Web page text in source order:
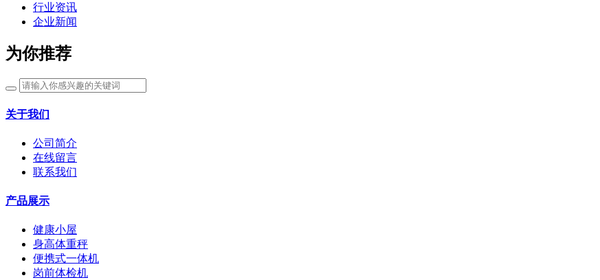
行业资讯
企业新闻
为你推荐
关于我们
公司简介
在线留言
联系我们
产品展示
健康小屋
身高体重秤
便携式一体机
岗前体检机